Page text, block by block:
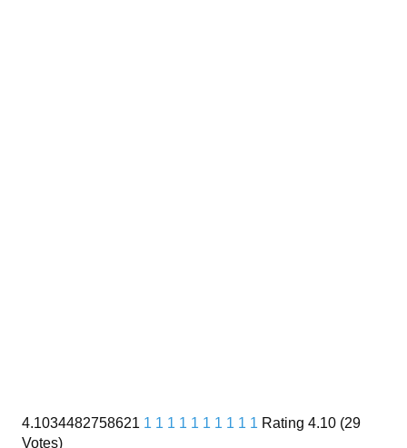
4.1034482758621 1 1 1 1 1 1 1 1 1 1 Rating 4.10 (29
Votes)